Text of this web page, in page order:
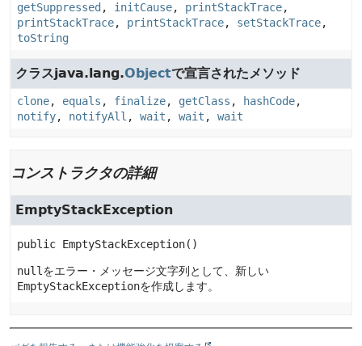
getSuppressed , initCause, printStackTrace,
printStackTrace, printStackTrace, setStackTrace,
toString
クラスjava.lang.Objectで宣言されたメソッド
clone, equals , finalize, getClass , hashCode,
notify, notifyAll , wait , wait , wait
コンストラクタの詳細
EmptyStackException
public EmptyStackException()
null をエラー・メッセージ文字列として、新しい
EmptyStackExceptionを作成します。